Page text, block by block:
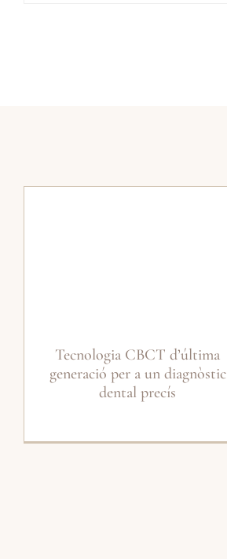
Tecnologia CBCT d’última
generació per a un diagnòstic
dental precís